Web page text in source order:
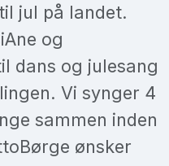
jul på landet.
og
dans og julesang
Vi synger 4
sammen inden
ønsker